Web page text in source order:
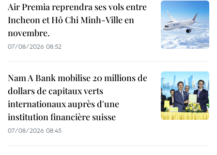
Air Premia reprendra ses vols entre
Incheon et Hô Chi Minh-Ville en
novembre.
07/08/2026 08:52
Nam A Bank mobilise 20 millions de
dollars de capitaux verts
internationaux auprès d'une
institution financière suisse
07/08/2026 08:45